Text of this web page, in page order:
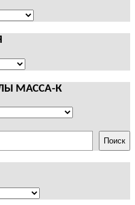
МАССА-К
Поиск